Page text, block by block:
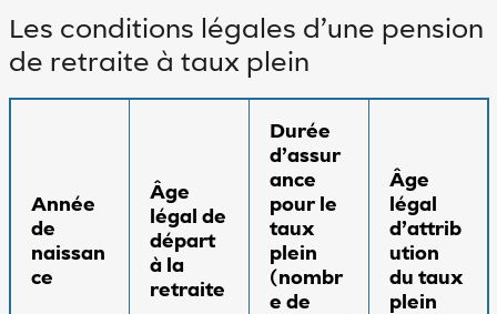
Les conditions légales d’une pension
de retraite à taux plein
Année
de
naissan
ce
Âge
légal de
départ
à la
retraite
Durée
d’assur
ance
pour le
taux
plein
(nombr
e de
Âge
légal
d’attrib
ution
du taux
plein